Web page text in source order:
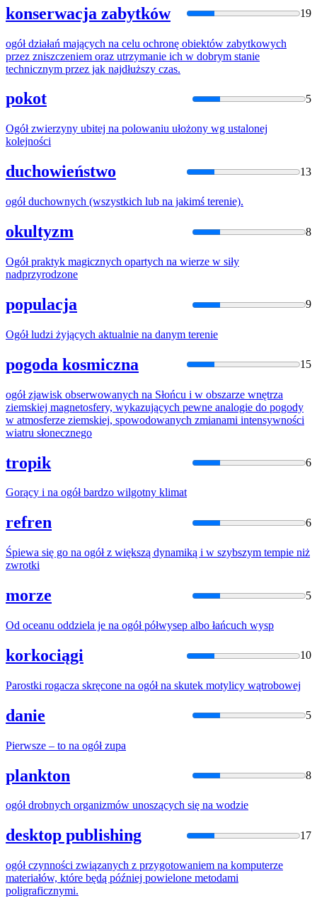
konserwacja zabytków 19
ogółdziałań mających na celu ochronę obiektów zabytkowych
przez zniszczeniem oraz utrzymanie ich w dobrym stanie
technicznym przez jak najdłuższy czas.
pokot 5
Ogółzwierzyny ubitej na polowaniu ułożony wg ustalonej
kolejności
duchowieństwo 13
ogółduchownych (wszystkich lub na jakimś terenie).
okultyzm 8
Ogółpraktyk magicznych opartych na wierze w siły
nadprzyrodzone
populacja 9
Ogółludzi żyjących aktualnie na danym terenie
pogoda kosmiczna 15
ogółzjawisk obserwowanych na Słońcu i w obszarze wnętrza
ziemskiej magnetosfery, wykazujących pewne analogie do pogody
w atmosferze ziemskiej, spowodowanych zmianami intensywności
wiatru słonecznego
tropik 6
Gorący i na ogółbardzo wilgotny klimat
refren 6
Śpiewa się go na ogółz większą dynamiką i w szybszym tempie niż
zwrotki
morze 5
Od oceanu oddziela je na ogółpółwysep albo łańcuch wysp
korkociągi 10
Parostki rogacza skręcone na ogół na skutek motylicy wątrobowej
danie 5
Pierwsze – to na ogółzupa
plankton 8
ogółdrobnych organizmów unoszących się na wodzie
desktop publishing 17
ogółczynności związanych z przygotowaniem na komputerze
materiałów, które będą później powielone metodami
poligraficznymi.